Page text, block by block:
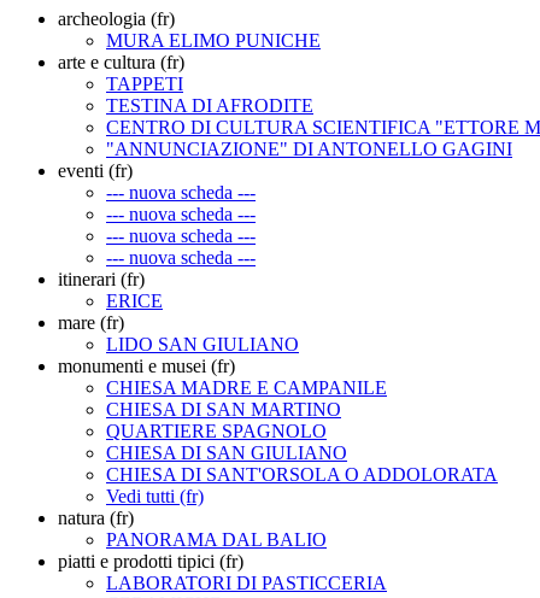
archeologia (fr)
MURA ELIMO PUNICHE
arte e cultura (fr)
TAPPETI
TESTINA DI AFRODITE
CENTRO DI CULTURA SCIENTIFICA "ETTORE
"ANNUNCIAZIONE" DI ANTONELLO GAGINI
eventi (fr)
--- nuova scheda ---
--- nuova scheda ---
--- nuova scheda ---
--- nuova scheda ---
itinerari (fr)
ERICE
mare (fr)
LIDO SAN GIULIANO
monumenti e musei (fr)
CHIESA MADRE E CAMPANILE
CHIESA DI SAN MARTINO
QUARTIERE SPAGNOLO
CHIESA DI SAN GIULIANO
CHIESA DI SANT'ORSOLA O ADDOLORATA
Vedi tutti (fr)
natura (fr)
PANORAMA DAL BALIO
piatti e prodotti tipici (fr)
LABORATORI DI PASTICCERIA